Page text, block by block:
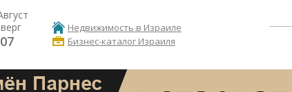
Недвижимость в Израиле
Бизнес-каталог Израиля